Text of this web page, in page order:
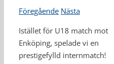
Föregående Nästa
Istället för U18 match mot
Enköping, spelade vi en
prestigefylld internmatch!